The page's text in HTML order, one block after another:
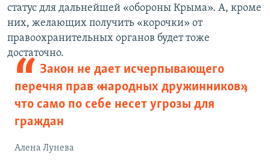
статус для дальнейшей «обороны Крыма». А, кроме
них, желающих получить «корочки» от
правоохранительных органов будет тоже
достаточно.
Закон не дает исчерпывающего
перечня прав «народных дружинников»,
что само по себе несет угрозы для
граждан
Алена Лунева